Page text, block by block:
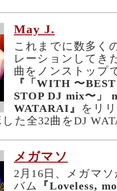
May J.
これまでに数多く
レーションしてき
曲をノンストップ
『「WITH 〜
STOP DJ mix〜」
WATARAI』 をリ
た全32曲をDJ
メガマソ
2月16日、メガマ
バム
『Loveless,